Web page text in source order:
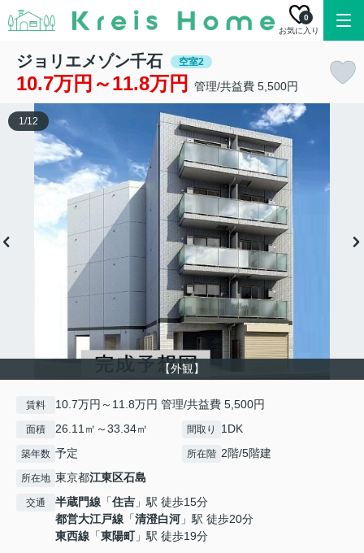
お気に入り
0
ジョリエメゾン千石 空室2
10.7万円～11.8万円 管理/共益費 5,500円
【外観】
1/12
賃料 10.7万円～11.8万円 管理/共益費 5,500円
面積 26.11㎡～33.34㎡ 間取り 1DK
築年数 予定 所在階 2階/5階建
所在地 東京都江東区石島
交通 半蔵門線 「住吉 」駅 徒歩15分
都営大江戸線 「清澄白河 」駅 徒歩20分
東西線 「東陽町」駅 徒歩19分